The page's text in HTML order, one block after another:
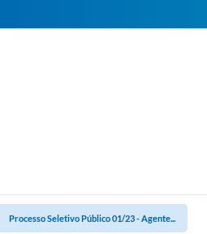
Processo Seletivo Público 01/23 - Agente...